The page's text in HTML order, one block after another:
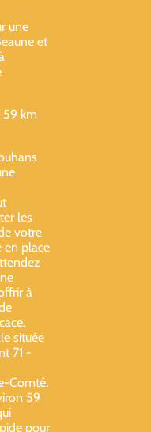
une
et
59 km
les
votre
en place
à
située
71 -
Comté.
59
pour